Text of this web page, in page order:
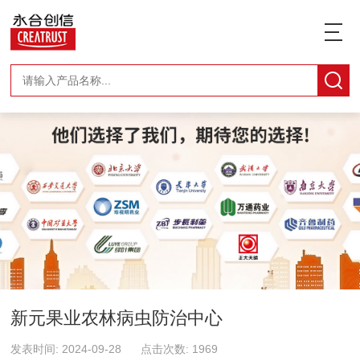
新元果业农林病虫防治中心
发表时间: 2024-09-28 点击次数: 1969